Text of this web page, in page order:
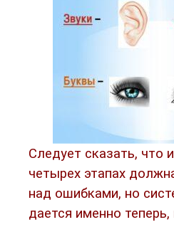
Следует сказать, что
четырех этапах
над ошибками, но
дается именно теперь,